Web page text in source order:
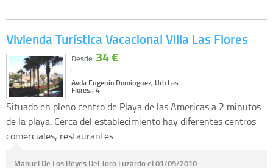
Vivienda Turística Vacacional Villa Las Flores
Avda Eugenio Dominguez, Urb Las
Flores,, 4
Desde 34 €
Situado en pleno centro de Playa de las Americas a 2 minutos
de la playa. Cerca del establecimiento hay diferentes centros
comerciales, restaurantes…
Manuel De Los Reyes Del Toro Luzardo el 01/09/2010